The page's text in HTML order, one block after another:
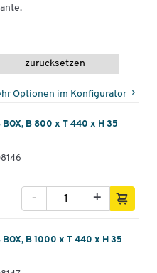
zurücksetzen
Optionen im Konfigurator
BOX, B 800 x T 440 x H 35
+
-
BOX, B 1000 x T 440 x H 35